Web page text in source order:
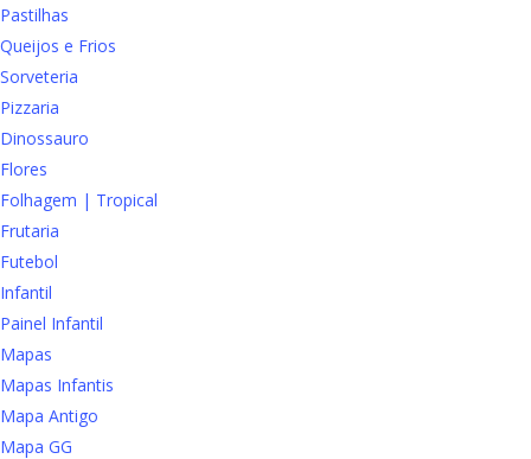
Pastilhas
Queijos e Frios
Sorveteria
Pizzaria
Dinossauro
Flores
Folhagem | Tropical
Frutaria
Futebol
Infantil
Painel Infantil
Mapas
Mapas Infantis
Mapa Antigo
Mapa GG